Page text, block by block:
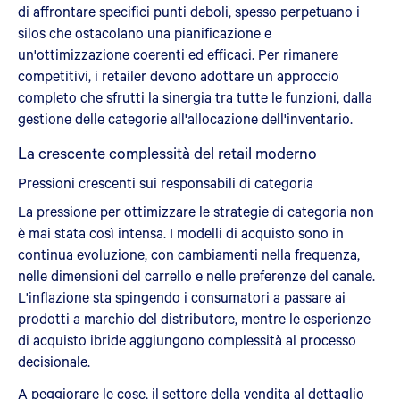
di affrontare specifici punti deboli, spesso perpetuano i
silos che ostacolano una pianificazione e
un'ottimizzazione coerenti ed efficaci. Per rimanere
competitivi, i retailer devono adottare un approccio
completo che sfrutti la sinergia tra tutte le funzioni, dalla
gestione delle categorie all'allocazione dell'inventario.
La crescente complessità del retail moderno
Pressioni crescenti sui responsabili di categoria
La pressione per ottimizzare le strategie di categoria non
è mai stata così intensa. I modelli di acquisto sono in
continua evoluzione, con cambiamenti nella frequenza,
nelle dimensioni del carrello e nelle preferenze del canale.
L'inflazione sta spingendo i consumatori a passare ai
prodotti a marchio del distributore, mentre le esperienze
di acquisto ibride aggiungono complessità al processo
decisionale.
A peggiorare le cose, il settore della vendita al dettaglio